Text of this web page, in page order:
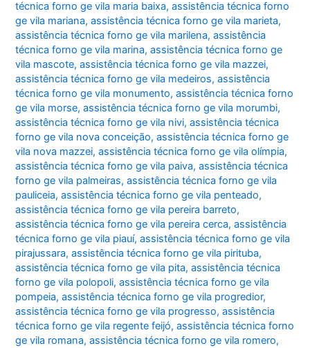
técnica forno ge vila maria baixa,assistência técnica forno
ge vila mariana,assistência técnica forno ge vila marieta,
assistência técnica forno ge vila marilena,assistência
técnica forno ge vila marina,assistência técnica forno ge
vila mascote,assistência técnica forno ge vila mazzei,
assistência técnica forno ge vila medeiros,assistência
técnica forno ge vila monumento,assistência técnica forno
ge vila morse,assistência técnica forno ge vila morumbi,
assistência técnica forno ge vila nivi,assistência técnica
forno ge vila nova conceição,assistência técnica forno ge
vila nova mazzei,assistência técnica forno ge vila olímpia,
assistência técnica forno ge vila paiva,assistência técnica
forno ge vila palmeiras,assistência técnica forno ge vila
pauliceia,assistência técnica forno ge vila penteado,
assistência técnica forno ge vila pereira barreto,
assistência técnica forno ge vila pereira cerca,assistência
técnica forno ge vila piauí,assistência técnica forno ge vila
pirajussara,assistência técnica forno ge vila pirituba,
assistência técnica forno ge vila pita,assistência técnica
forno ge vila polopoli,assistência técnica forno ge vila
pompeia,assistência técnica forno ge vila progredior,
assistência técnica forno ge vila progresso,assistência
técnica forno ge vila regente feijó,assistência técnica forno
ge vila romana,assistência técnica forno ge vila romero,